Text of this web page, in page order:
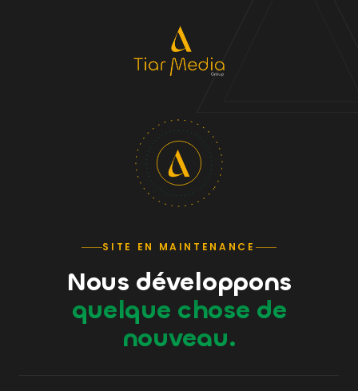
SITE EN MAINTENANCE
Nous développons
quelque chose de
nouveau.